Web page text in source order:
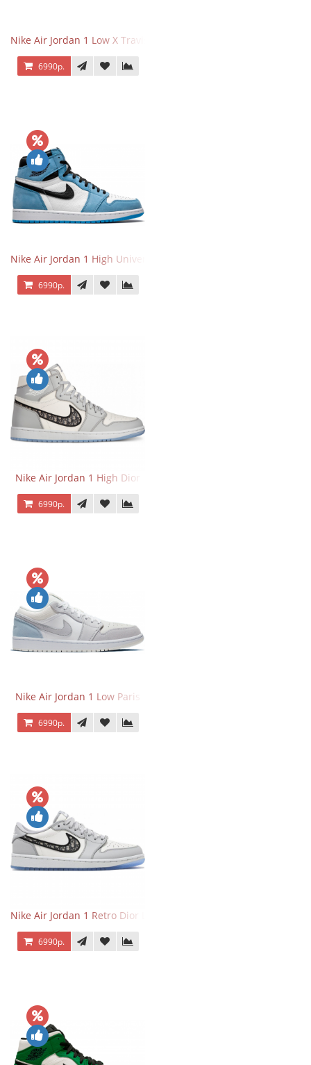
Nike Air Jordan 1 Low X Travis Scott
6990р.
Nike Air Jordan 1 High University Blue
6990р.
Nike Air Jordan 1 High Dior
6990р.
Nike Air Jordan 1 Low Paris
6990р.
Nike Air Jordan 1 Retro Dior Low
6990р.